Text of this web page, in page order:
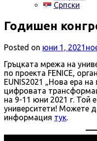
Српски
Годишен
Posted on юни 1, 2021
Гръцката мрежа на
по проекта FENICE,
EUNIS2021 „Нова ера
цифровата
на 9-11 юни 2021 г. Той
университети! Можете
информация тук.